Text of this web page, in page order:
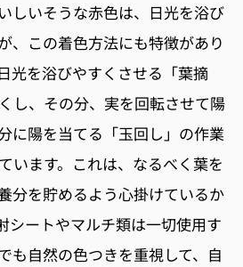
しいそうな赤色は、日光を浴び
、この着色方法にも特徴があり
光を浴びやすくさせる「葉摘
し、その分、実を回転させて陽
に陽を当てる「玉回し」の作業
います。これは、なるべく葉を
分を貯めるよう心掛けているか
シートやマルチ類は一切使用す
も自然の色つきを重視して、自